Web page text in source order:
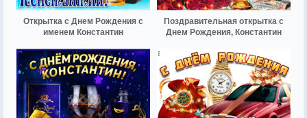
Открытка с Днем Рождения с
именем Константин
Поздравительная открытка с
Днем Рождения, Константин